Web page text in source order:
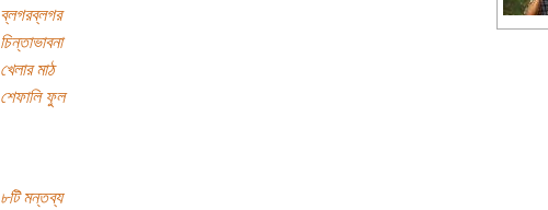
ব্লগরব্লগর
চিন্তাভাবনা
খেলার মাঠ
শেফালি ফুল
৮টি মন্তব্য